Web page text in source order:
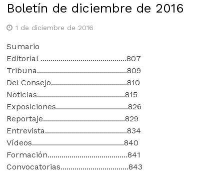
Boletín de diciembre de 2016
1 de diciembre de 2016
Sumario
Editorial ...........................................807
Tribuna.............................................809
Del Consejo......................................810
Noticias............................................815
Exposiciones....................................826
Reportaje.........................................829
Entrevista.........................................834
Vídeos..............................................840
Formación........................................841
Convocatorias..................................843